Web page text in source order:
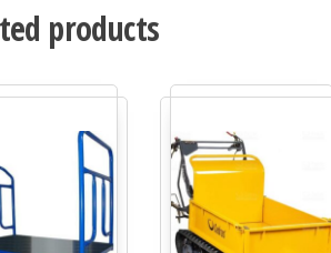
products